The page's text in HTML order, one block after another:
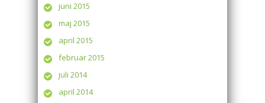
juni 2015
maj 2015
april 2015
februar 2015
juli 2014
april 2014